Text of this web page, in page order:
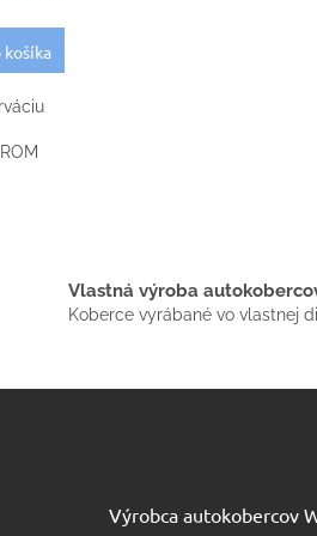
košíka
Vlastná výroba
Koberce vyrábané vo vlastnej
Výrobca autokobercov